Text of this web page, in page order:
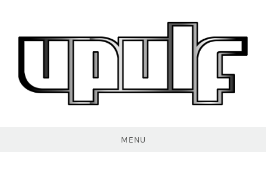
content
MENU